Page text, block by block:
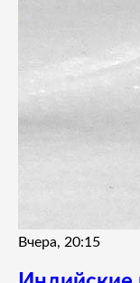
Вчера, 20:15